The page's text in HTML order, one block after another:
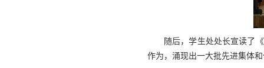
随后，学生处处长宣读了
作为，涌现出一大批先进集体